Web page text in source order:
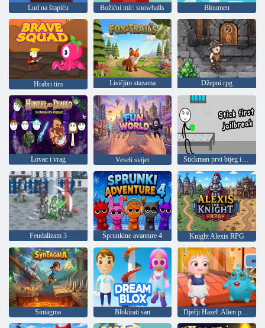
Lud na štapiću Božićni mir: snowballs Bloumen
Hrabri tim Lisičjim stazama Džepni rpg
Lovac i vrag Veseli svijet Stickman prvi bijeg iz zatvora
Feudalizam 3 Šprunkine avanture 4 Knight Alexis RPG
Sintagma Blokirati san